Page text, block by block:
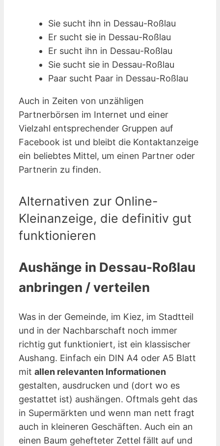
Sie sucht ihn in Dessau-Roßlau
Er sucht sie in Dessau-Roßlau
Er sucht ihn in Dessau-Roßlau
Sie sucht sie in Dessau-Roßlau
Paar sucht Paar in Dessau-Roßlau
Auch in Zeiten von unzähligen
Partnerbörsen im Internet und einer
Vielzahl entsprechender Gruppen auf
Facebook ist und bleibt die Kontaktanzeige
ein beliebtes Mittel, um einen Partner oder
Partnerin zu finden.
Alternativen zur Online-
Kleinanzeige, die definitiv gut
funktionieren
Aushänge in Dessau-Roßlau
anbringen / verteilen
Was in der Gemeinde, im Kiez, im Stadtteil
und in der Nachbarschaft noch immer
richtig gut funktioniert, ist ein klassischer
Aushang. Einfach ein DIN A4 oder A5 Blatt
mit allen relevanten Informationen
gestalten, ausdrucken und (dort wo es
gestattet ist) aushängen. Oftmals geht das
in Supermärkten und wenn man nett fragt
auch in kleineren Geschäften. Auch ein an
einen Baum gehefteter Zettel fällt auf und